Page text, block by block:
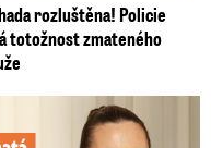
rozluštěna! Policie
totožnost zmateného
Rýpanec od Ondřeje